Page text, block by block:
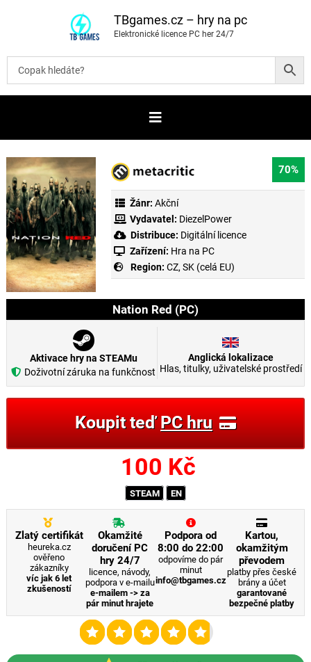
t
b
TBgames.cz – hry na pc
Elektronické licence PC her 24/7
70%
Žánr: Akční
Vydavatel: DiezelPower
Distribuce: Digitální licence
Zařízení: Hra na PC
Region: CZ, SK (celá EU)
Nation Red (PC)
Aktivace hry na STEAMu
Doživotní záruka na funkčnost
Anglická lokalizace
Hlas, titulky, uživatelské prostředí
Koupit teďPC hru
100 Kč
STEAM EN
Zlatý certifikát
heureka.cz
ověřeno
zákazníky
víc jak 6 let
zkušeností
Okamžité
doručení PC
hry 24/7
licence, návody,
podpora v e-mailu
e-mailem -> za
pár minut hrajete
Podpora od
8:00 do 22:00
odpovíme do pár
minut
info@tbgames.cz
Kartou,
okamžitým
převodem
platby přes české
brány a účet
garantované
bezpečné platby